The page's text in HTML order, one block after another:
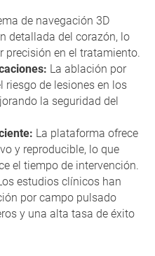
de navegación 3D
detallada del corazón, lo
precisión en el tratamiento.
La ablación por
riesgo de lesiones en los
la seguridad del
La plataforma ofrece
y reproducible, lo que
el tiempo de intervención.
estudios clínicos han
por campo pulsado
y una alta tasa de éxito